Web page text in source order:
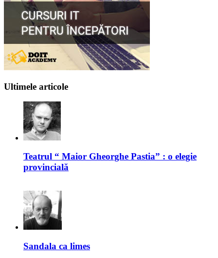
Ultimele articole
Teatrul “ Maior Gheorghe Pastia” : o elegie
provincială
Sandala ca limes